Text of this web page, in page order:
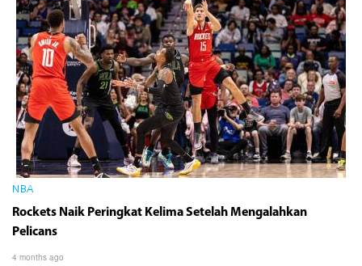
NBA
Rockets Naik Peringkat Kelima Setelah Mengalahkan
Pelicans
4 months ago